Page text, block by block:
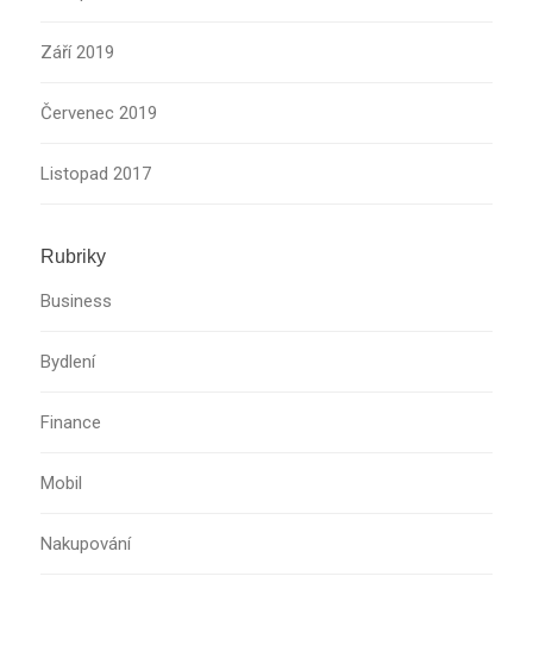
Září 2019
Červenec 2019
Listopad 2017
Rubriky
Business
Bydlení
Finance
Mobil
Nakupování